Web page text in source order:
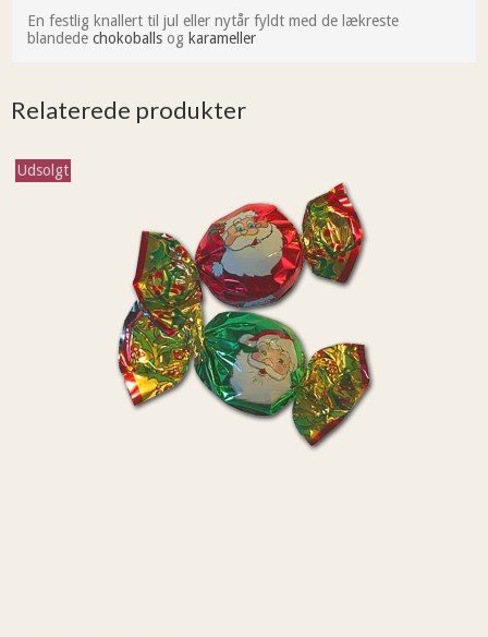
En festlig knallert til jul eller nytår fyldt med de lækreste
blandede chokoballs og karameller
Relaterede produkter
Udsolgt